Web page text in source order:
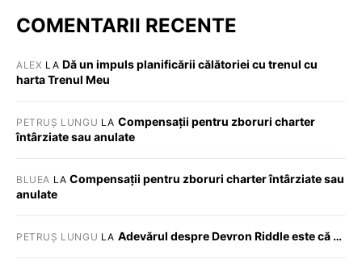
COMENTARII RECENTE
ALEX LA Dă un impuls planificării călătoriei cu trenul cu
harta Trenul Meu
PETRUȘ LUNGU LA Compensații pentru zboruri charter
întârziate sau anulate
BLUEA LACompensații pentru zboruri charter întârziate sau
anulate
PETRUȘ LUNGU LA Adevărul despre Devron Riddle este că …